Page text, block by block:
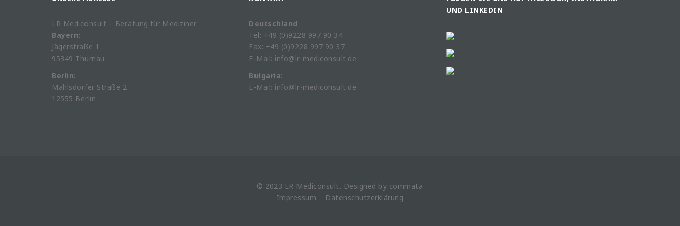
LR Mediconsult – Beratung für Mediziner
Bayern:
Jägerstraße 1
95349 Thurnau
Berlin:
Mahlsdorfer Straße 2
12555 Berlin
Deutschland
Tel: +49 (0)9228 997 90 34
Fax: +49 (0)9228 997 90 37
E-Mail: info@lr-mediconsult.de
Bulgaria:
E-Mail: info@lr-mediconsult.de
UND LINKEDIN
© 2023 LR Mediconsult. Designed by commata
Impressum
Datenschutzerklärung